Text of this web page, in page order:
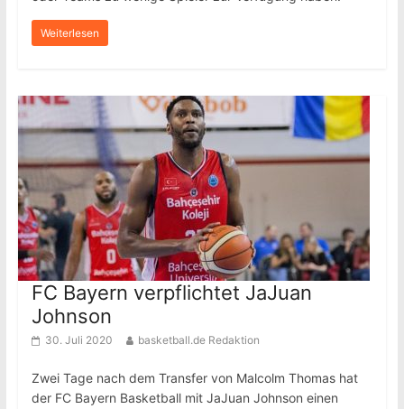
Weiterlesen
FC Bayern verpflichtet JaJuan
Johnson
30. Juli 2020 basketball.de Redaktion
Zwei Tage nach dem Transfer von Malcolm Thomas hat
der FC Bayern Basketball mit JaJuan Johnson einen